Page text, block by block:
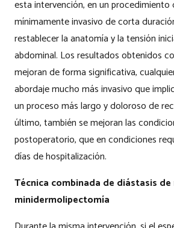
esta intervención, en un
mínimamente invasivo de corta
restablecer la anatomía y la tensión
abdominal. Los resultados obtenidos
mejoran de forma significativa,
abordaje mucho más invasivo que
un proceso más largo y doloroso de
último, también se mejoran las
postoperatorio, que en condiciones
días de hospitalización.
Técnica combinada de diástasis
minidermolipectomía